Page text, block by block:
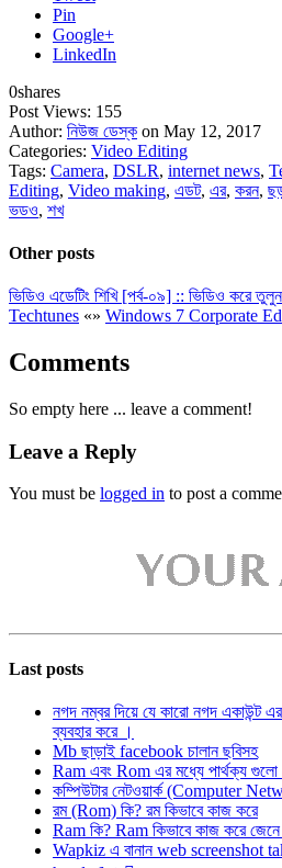
Pin
Google+
LinkedIn
0shares
Post Views: 155
Author: নিউজ ডেস্ক on May 12, 2017
Categories: Video Editing
Tags: Camera, DSLR, internet news,
Editing, Video making, এডট, এর, করন,
ভডও, শখ
Other posts
ভিডিও এডেটিং শিখি [পর্ব-০৯] :: ভিডিও করে
Techtunes «» Windows 7 Corporate
Comments
So empty here ... leave a comment!
Leave a Reply
You must be logged in to post a
Last posts
নগদ নম্বর দিয়ে যে কারো নগদ একাউন্ট
ব্যবহার করে ।
Mb ছাড়াই facebook চালান ছবিসহ
Ram এবং Rom এর মধ্যে পার্থক্য গুলো
কম্পিউটার নেটওয়ার্ক (Computer
রম (Rom) কি? রম কিভাবে কাজ করে
Ram কি? Ram কিভাবে কাজ করে জেনে
Wapkiz এ বানান web screenshot